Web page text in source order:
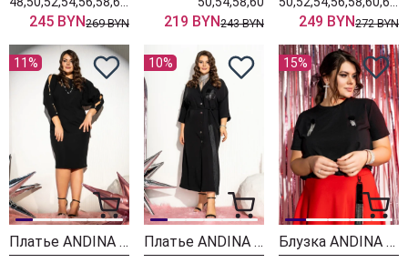
245 BYN269 BYN 219 BYN243 BYN 249 BYN272 BYN
11%
Платье ANDINA 825 черный
10%
Платье ANDINA 824 черный
15%
Блузка ANDINA 427 черный